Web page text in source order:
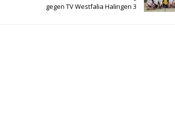
gegen TV Westfalia Halingen 3